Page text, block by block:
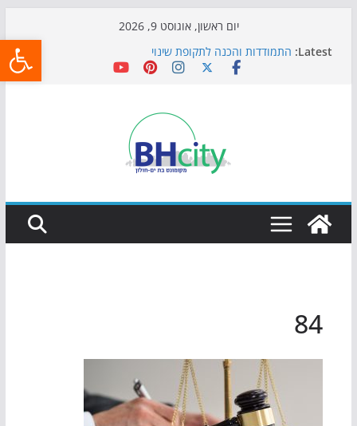
יום ראשון, אוגוסט 9, 2026
Latest: התמודדות והכנה לתקופת שינוי
אי ההרפתקאות ממשיך לכבוש את הגינות: מאות משפחות
כדורגל באווירה מיוחדת: הקרנת גמר המונדיאל בטרמינל
הקיץ של בני הנוער בבת־ים: חוף הריביירה הופך למרחב
בטוח בשעות הערב
84